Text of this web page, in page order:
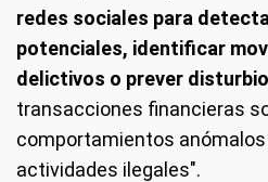
redes sociales para
potenciales, identificar
delictivos o prever
transacciones financieras
comportamientos
actividades ilegales".